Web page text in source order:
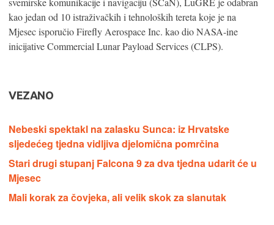
kao jedan od 10 istraživačkih i tehnoloških tereta koje je na
Mjesec isporučio Firefly Aerospace Inc. kao dio NASA-ine
inicijative Commercial Lunar Payload Services (CLPS).
VEZANO
Nebeski spektakl na zalasku Sunca: iz Hrvatske
sljedećeg tjedna vidljiva djelomična pomrčina
Stari drugi stupanj Falcona 9 za dva tjedna udarit će u
Mjesec
Mali korak za čovjeka, ali velik skok za slanutak